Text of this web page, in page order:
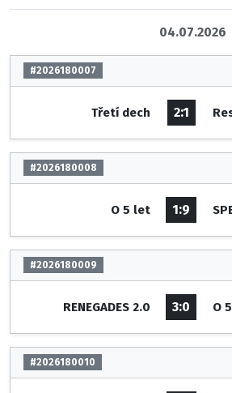
04.07.2026
#2026180007
Třetí dech 2:1
#2026180008
O 5 let 1:9
#2026180009
RENEGADES 2.0 3:0 O
#2026180010